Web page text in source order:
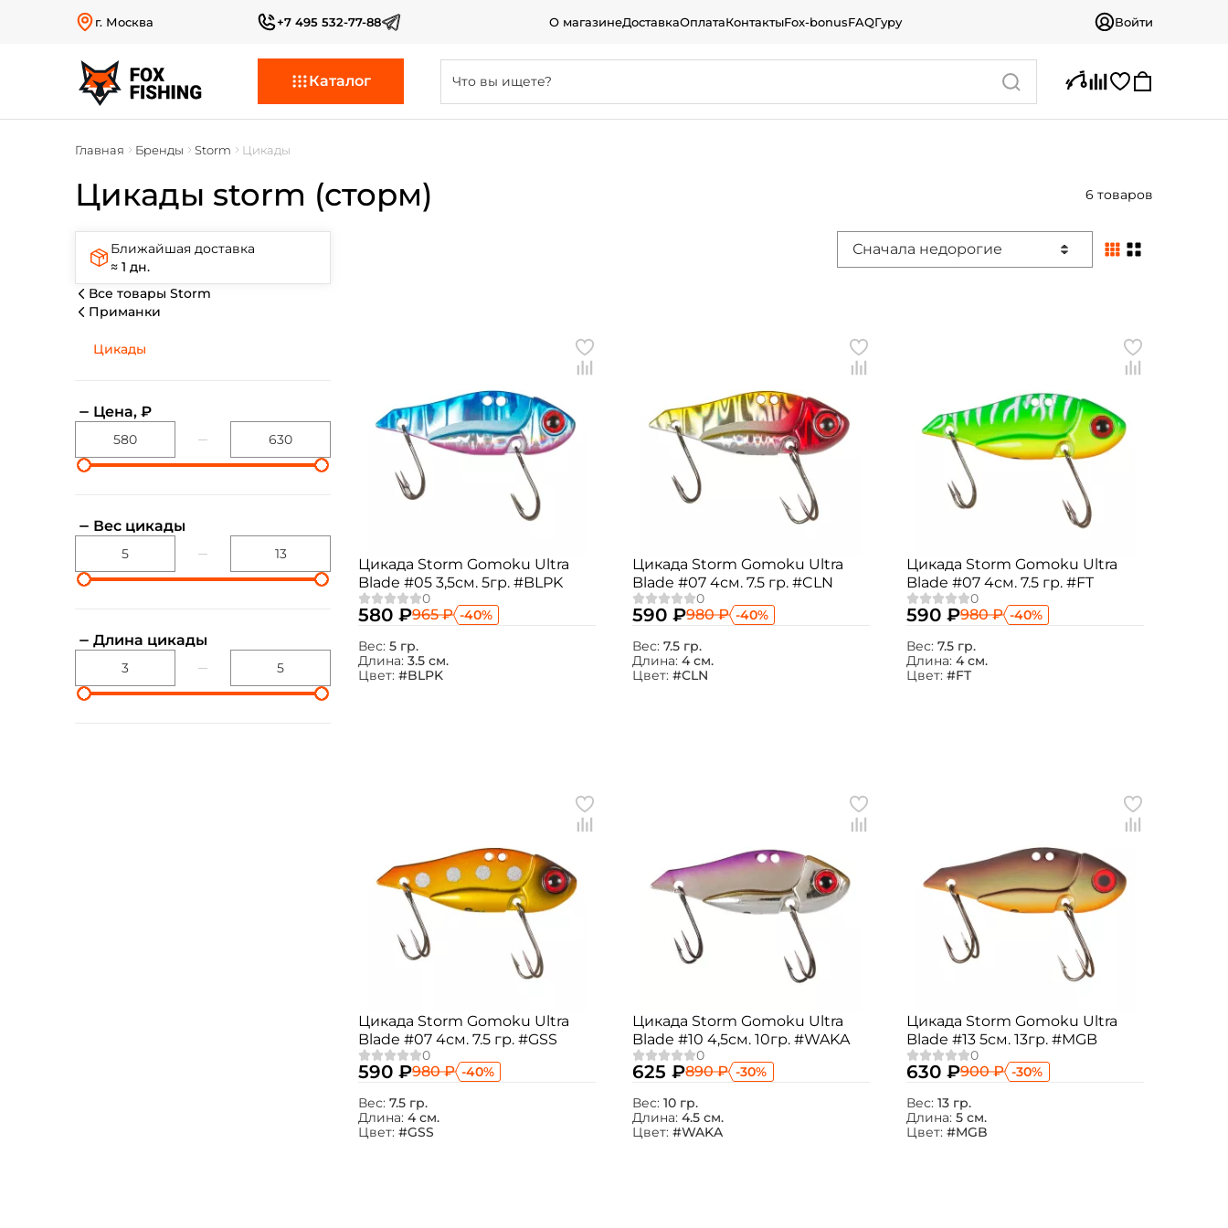
г. Москва +7 495 532-77-88 О магазинеДоставкаОплатаКонтактыFox-bonusFAQГуру Войти
Каталог
Главная Бренды Storm Цикады
Цикады storm (сторм) 6 товаров
Ближайшая доставка
≈ 1 дн.
Все товары Storm
Приманки
Цикады
Цена, ₽
Вес цикады
Длина цикады
Сначала недорогие
Цикада Storm Gomoku Ultra
Blade #05 3,5см. 5гр. #BLPK
580 ₽965 ₽ -40%
Вес: 5 гр.
Длина: 3.5 см.
Цвет: #BLPK
Цикада Storm Gomoku Ultra
Blade #07 4см. 7.5 гр. #CLN
590 ₽980 ₽ -40%
Вес: 7.5 гр.
Длина: 4 см.
Цвет: #CLN
Цикада Storm Gomoku Ultra
Blade #07 4см. 7.5 гр. #FT
590 ₽980 ₽ -40%
Вес: 7.5 гр.
Длина: 4 см.
Цвет: #FT
Цикада Storm Gomoku Ultra
Blade #07 4см. 7.5 гр. #GSS
590 ₽980 ₽ -40%
Вес: 7.5 гр.
Длина: 4 см.
Цвет: #GSS
Цикада Storm Gomoku Ultra
Blade #10 4,5см. 10гр. #WAKA
625 ₽890 ₽ -30%
Вес: 10 гр.
Длина: 4.5 см.
Цвет: #WAKA
Цикада Storm Gomoku Ultra
Blade #13 5см. 13гр. #MGB
630 ₽900 ₽ -30%
Вес: 13 гр.
Длина: 5 см.
Цвет: #MGB
Создать аккаунт
Придумайте пароль: *
Повторите пароль: *
Создать аккаунт
У меня уже есть аккаунт